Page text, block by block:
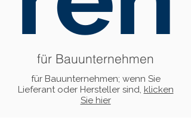
für Bauunternehmen
für Bauunternehmen; wenn Sie
Lieferant oder Hersteller sind, klicken
Sie hier